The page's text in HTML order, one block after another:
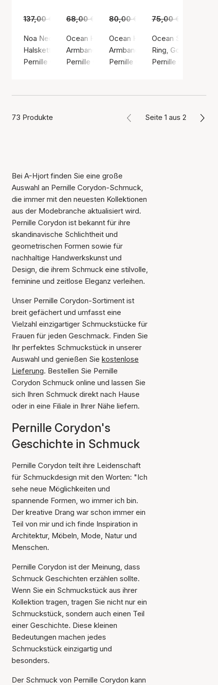
137,00 € 89,00 €
Noa Necklace
Halskette, Goldfarben / Vergoldetes Sterlingsilber 925
Pernille Corydon
68,00 € 45,00 €
Ocean Heart Bracelet
Armband, Silberfarbe / Sterling Silber 925
Pernille Corydon
80,00 € 49,00 €
Ocean Hope Bracelet
Armband, Silberfarbe / Sterling
Pernille Corydon
75,00 €
Ocean Shine Ring
Ring, Goldfarben /
Pernille Corydon
73 Produkte Seite 1 aus 2
Bei A-Hjort finden Sie eine große
Auswahl an Pernille Corydon-Schmuck,
die immer mit den neuesten Kollektionen
aus der Modebranche aktualisiert wird.
Pernille Corydon ist bekannt für ihre
skandinavische Schlichtheit und
geometrischen Formen sowie für
nachhaltige Handwerkskunst und
Design, die ihrem Schmuck eine stilvolle,
feminine und zeitlose Eleganz verleihen.
Unser Pernille Corydon-Sortiment ist
breit gefächert und umfasst eine
Vielzahl einzigartiger Schmuckstücke für
Frauen für jeden Geschmack. Finden Sie
Ihr perfektes Schmuckstück in unserer
Auswahl und genießen Sie kostenlose
Lieferung. Bestellen Sie Pernille
Corydon Schmuck online und lassen Sie
sich Ihren Schmuck direkt nach Hause
oder in eine Filiale in Ihrer Nähe liefern.
Pernille Corydon's
Geschichte in Schmuck
Pernille Corydon teilt ihre Leidenschaft
für Schmuckdesign mit den Worten: "Ich
sehe neue Möglichkeiten und
spannende Formen, wo immer ich bin.
Der kreative Drang war schon immer ein
Teil von mir und ich finde Inspiration in
Architektur, Möbeln, Mode, Natur und
Menschen.
Pernille Corydon ist der Meinung, dass
Schmuck Geschichten erzählen sollte.
Wenn Sie ein Schmuckstück aus ihrer
Kollektion tragen, tragen Sie nicht nur ein
Schmuckstück, sondern auch einen Teil
einer Geschichte. Diese kleinen
Bedeutungen machen jedes
Schmuckstück einzigartig und
besonders.
Der Schmuck von Pernille Corydon kann